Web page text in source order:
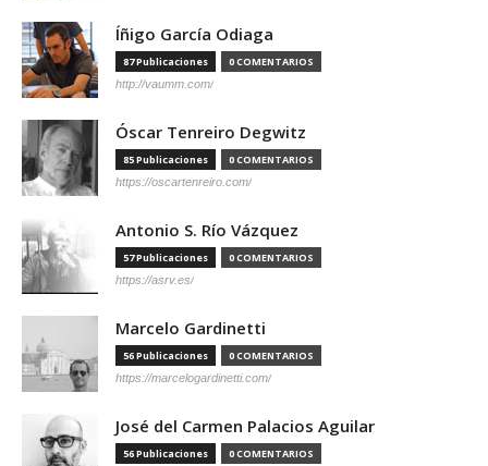
Íñigo García Odiaga
87 Publicaciones 0 COMENTARIOS
http://vaumm.com/
Óscar Tenreiro Degwitz
85 Publicaciones 0 COMENTARIOS
https://oscartenreiro.com/
Antonio S. Río Vázquez
57 Publicaciones 0 COMENTARIOS
https://asrv.es/
Marcelo Gardinetti
56 Publicaciones 0 COMENTARIOS
https://marcelogardinetti.com/
José del Carmen Palacios Aguilar
56 Publicaciones 0 COMENTARIOS